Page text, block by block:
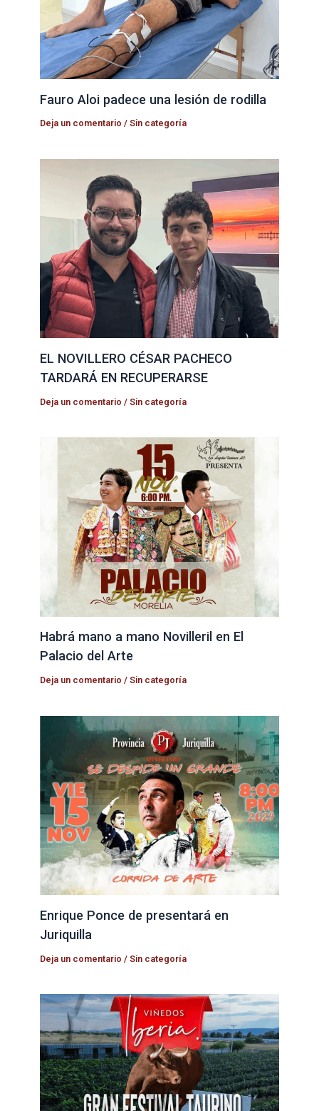
Fauro Aloi padece una lesión de rodilla
Deja un comentario /Sin categoría
EL NOVILLERO CÉSAR PACHECO
TARDARÁ EN RECUPERARSE
Deja un comentario /Sin categoría
Habrá mano a mano Novilleril en El
Palacio del Arte
Deja un comentario /Sin categoría
Enrique Ponce de presentará en
Juriquilla
Deja un comentario /Sin categoría